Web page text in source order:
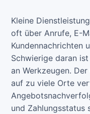
Kleine
oft über Anrufe, E-
Kundennachrichten
Schwierige daran
an Werkzeugen.
auf zu viele Orte
und Zahlungsstatus